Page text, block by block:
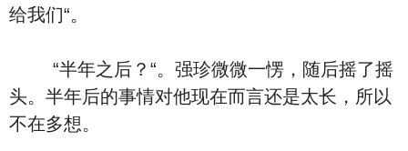
给我们“。
“半年之后？“。强珍微微一愣，随后摇了摇
头。半年后的事情对他现在而言还是太长，所以
不在多想。